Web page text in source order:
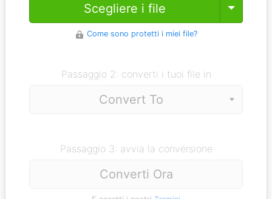
Scegliere i file Toggle
Come sono protetti i miei file?
Passaggio 2: converti i tuoi file in
Passaggio 3: avvia la conversione
Converti Ora